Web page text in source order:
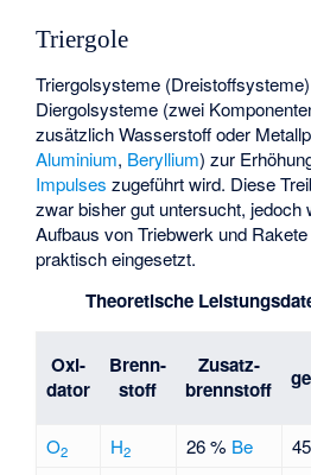
Triergole
Triergolsysteme
Diergolsysteme (zwei
zusätzlich Wasserstoff oder
Aluminium, Beryllium) zur
Impulses zugeführt wird. Diese
zwar bisher gut untersucht, jedoch
Aufbaus von Triebwerk und
praktisch eingesetzt.
Theoretische
Oxi-
dator
Brenn-
stoff
Zusatz-
brennstoff
O2 H2 26 % Be